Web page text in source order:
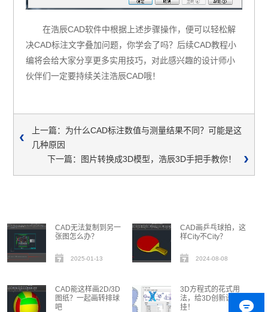
在浩辰CAD软件中根据上述步骤操作，便可以轻松解
决CAD标注文字叠加问题，你学会了吗？后续CAD教程小
编将会给大家分享更多实用技巧，对此感兴趣的设计师小
伙伴们一定要持续关注浩辰CAD哦！
上一篇：为什么CAD标注数值与测量结果不同？可能是这
几种原因
下一篇：图片转换成3D模型，浩辰3D手把手教你！
CAD无法复制到另一
张图怎么办？
2025-01-13
CAD画乒乓球拍，这
样City不City？
2024-08-08
CAD能这样画2D/3D
图纸？一起画转排球
吧
3D方程式的花式用
法，给3D创新设计开
挂！